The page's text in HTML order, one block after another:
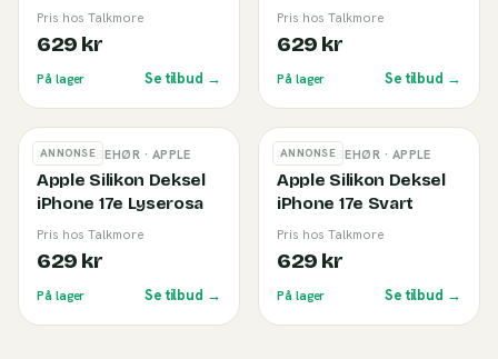
Pris hos Talkmore
629 kr
På lager Se tilbud →
Pris hos Talkmore
629 kr
På lager Se tilbud →
ANNONSE
MOBILTILBEHØR · APPLE
Apple Silikon Deksel
iPhone 17e Lyserosa
Pris hos Talkmore
629 kr
På lager Se tilbud →
ANNONSE
MOBILTILBEHØR · APPLE
Apple Silikon Deksel
iPhone 17e Svart
Pris hos Talkmore
629 kr
På lager Se tilbud →